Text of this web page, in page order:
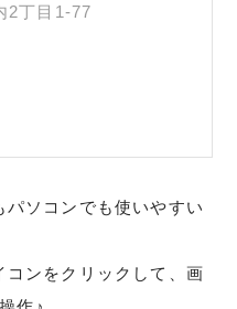
2丁目1-77
ソコンでも使いやすい
ンをクリックして、画